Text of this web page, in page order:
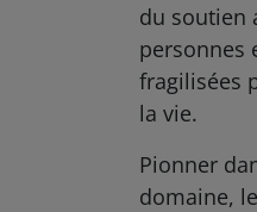
du soutien
personnes
fragilisées
la vie.
Pionner
domaine,